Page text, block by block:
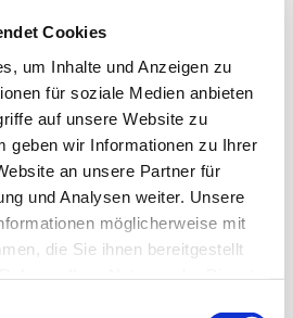
Cookies
um Inhalte und Anzeigen zu
für soziale Medien anbieten
auf unsere Website zu
geben wir Informationen zu Ihrer
an unsere Partner für
und Analysen weiter. Unsere
möglicherweise mit
die Sie ihnen bereitgestellt
Stralsund,
18439 Stralsund